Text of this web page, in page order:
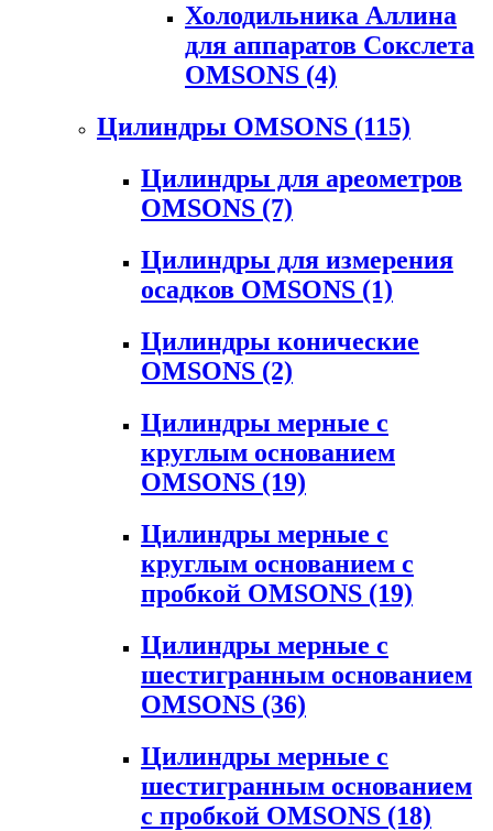
Холодильника Аллина
для аппаратов Сокслета
OMSONS (4)
Цилиндры OMSONS (115)
Цилиндры для ареометров
OMSONS (7)
Цилиндры для измерения
осадков OMSONS (1)
Цилиндры конические
OMSONS (2)
Цилиндры мерные с
круглым основанием
OMSONS (19)
Цилиндры мерные с
круглым основанием с
пробкой OMSONS (19)
Цилиндры мерные с
шестигранным основанием
OMSONS (36)
Цилиндры мерные с
шестигранным основанием
с пробкой OMSONS (18)